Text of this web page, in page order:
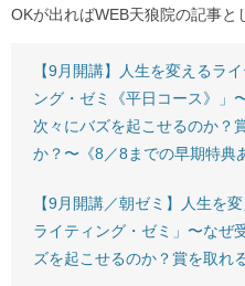
OKが出ればWEB天狼院の記事と
【9月開講】人生を変えるラ
ング・ゼミ《平日コース》」
次々にバズを起こせるのか？
か？〜《8／8までの早期特典
【9月開講／朝ゼミ】人生を
ライティング・ゼミ」〜なぜ
ズを起こせるのか？賞を取れ